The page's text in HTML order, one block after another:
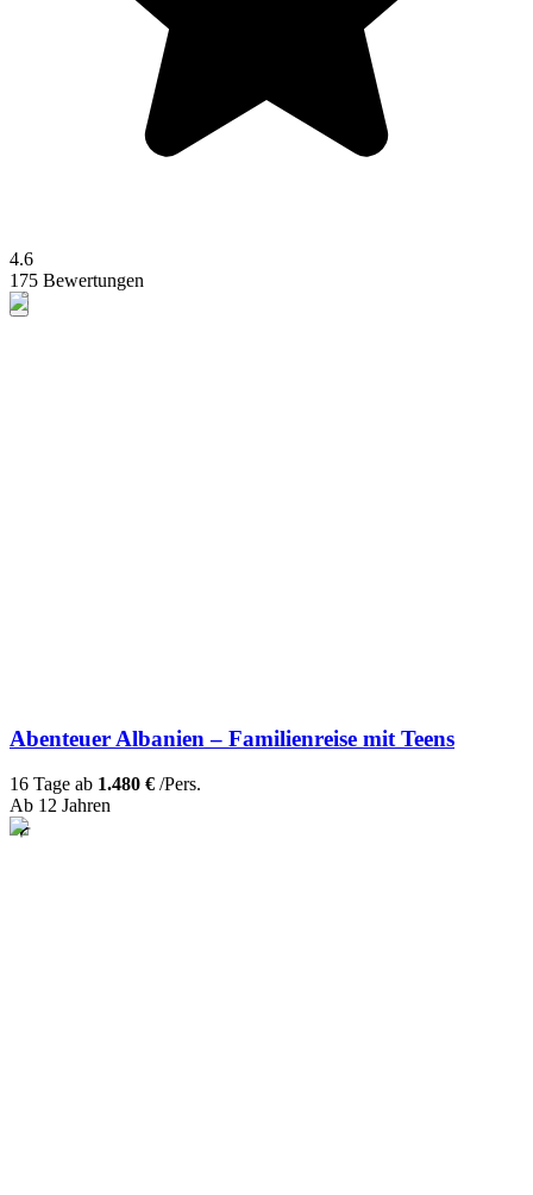
4.6
175 Bewertungen
Abenteuer Albanien – Familienreise mit Teens
16 Tage ab 1.480 € /Pers.
Ab 12 Jahren